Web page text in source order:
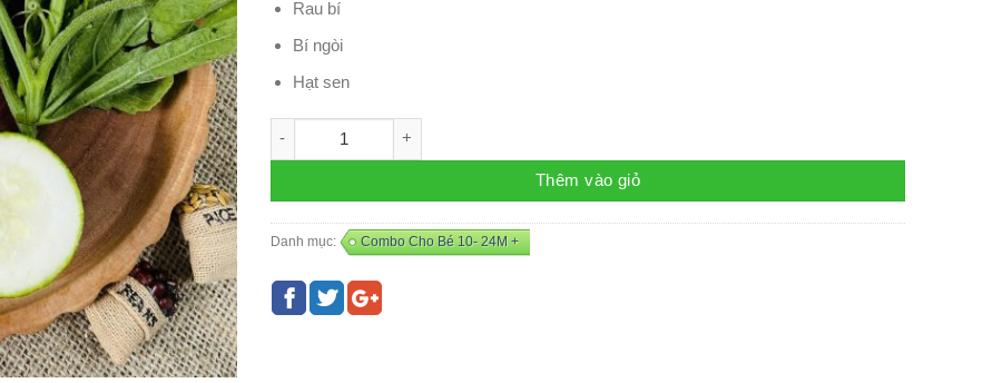
Rau bí
Bí ngòi
Hạt sen
Thêm vào giỏ
Danh mục: Combo Cho Bé 10- 24M +